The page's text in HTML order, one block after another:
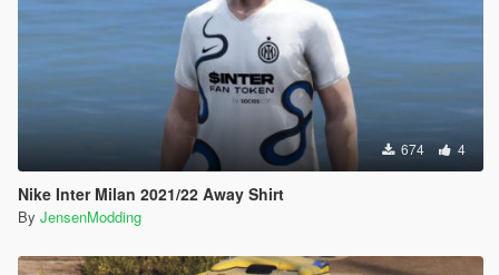
674 4
Nike Inter Milan 2021/22 Away Shirt
By JensenModding